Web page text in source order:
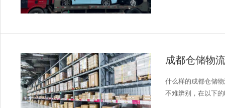
成都仓储物
什么样的成都仓储
不难辨别，在以下